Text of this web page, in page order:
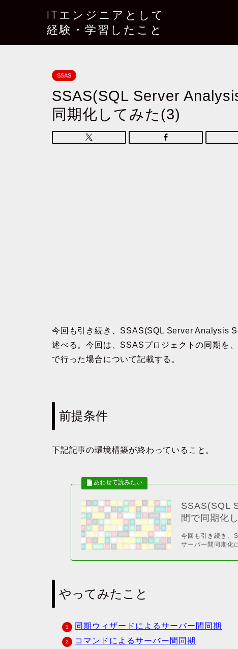
ITエンジニアとして
経験・学習したこと
SSAS
SSAS(SQL Server
同期化してみた(3)
今回も引き続き、SSAS(SQL Server Analysis
述べる。今回は、SSASプロジェクトの同期を
で行った場合について記載する。
前提条件
下記記事の環境構築が終わっていること。
SSAS(SQL
間で同期化
今回も引き続き
サーバー間同期化
やってみたこと
同期ウィザードによるサーバー間同期
コマンドによるサーバー間同期